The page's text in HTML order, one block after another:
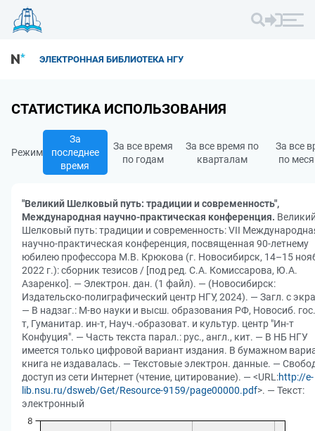
ЭЛЕКТРОННАЯ БИБЛИОТЕКА НГУ
СТАТИСТИКА ИСПОЛЬЗОВАНИЯ
Режим
За
последнее
время
За все время
по годам
За все время по
кварталам
За все
по
"Великий Шелковый путь: традиции и современность",
Международная научно-практическая конференция.
Шелковый путь: традиции и современность: VII
научно-практическая конференция, посвященная 90-летнему
юбилею профессора М.В. Крюкова (г. Новосибирск, 14–15
2022 г.): сборник тезисов / [под ред. С.А. Комиссарова, Ю.А.
Азаренко]. — Электрон. дан. (1 файл). — (Новосибирск:
Издательско-полиграфический центр НГУ, 2024). — Загл. с
— В надзаг.: М-во науки и высш. образования РФ, Новосиб.
т, Гуманитар. ин-т, Науч.-образоват. и культур. центр "Ин-т
Конфуция". — Часть текста парал.: рус., англ., кит. — В НБ НГУ
имеется только цифровой вариант издания. В бумажном
книга не издавалась. — Текстовые электрон. данные. —
доступ из сети Интернет (чтение, цитирование). — <URL:http://e-
lib.nsu.ru/dsweb/Get/Resource-9159/page00000.pdf>. — Текст:
электронный